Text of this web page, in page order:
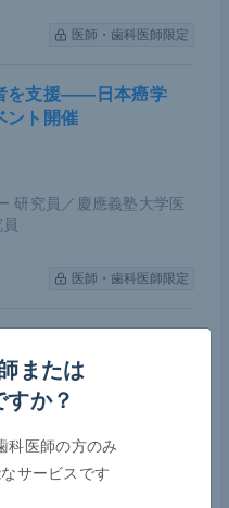
医師・歯科医師限定
を支援――日本癌学
ント開催
研究員／慶應義塾大学医
医師・歯科医師限定
態調査の結果を報告
染症＞ウイルス性
または
か？
科医師の方のみ
サービスです